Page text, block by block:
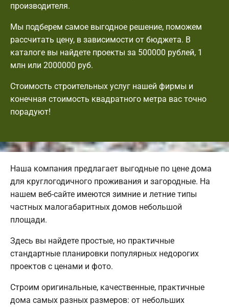
производителя.
Мы подберем самое выгодное решение, поможем
рассчитать цену, в зависимости от бюджета. В
каталоге вы найдете проекты за 500000 рублей, 1
млн или 2000000 руб.
Стоимость строительных услуг нашей фирмы и
конечная стоимость квадратного метра вас точно
порадуют!
Наша компания предлагает выгодные по цене дома
для круглогодичного проживания и загородные. На
нашем веб-сайте имеются зимние и летние типы
частных малогабаритных домов небольшой
площади.
Здесь вы найдете простые, но практичные
стандартные планировки популярных недорогих
проектов с ценами и фото.
Строим оригинальные, качественные, практичные
дома самых разных размеров: от небольших